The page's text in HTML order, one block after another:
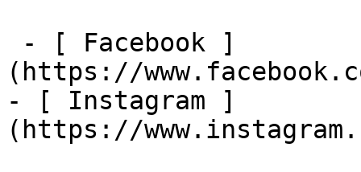
(https://
- [ Instagram ]
(https://